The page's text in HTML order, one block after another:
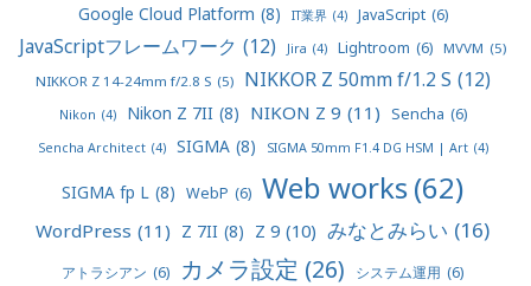
Google Cloud Platform (8) IT業界 (4) JavaScript (6)
JavaScriptフレームワーク (12) Jira (4) Lightroom (6) MVVM (5)
NIKKOR Z 14-24mm f/2.8 S (5) NIKKOR Z 50mm f/1.2 S (12)
Nikon (4) Nikon Z 7II (8) NIKON Z 9 (11) Sencha (6)
Sencha Architect (4) SIGMA (8) SIGMA 50mm F1.4 DG HSM | Art (4)
SIGMA fp L (8) WebP (6) Web works(62)
WordPress (11) Z 7II (8) Z 9 (10) みなとみらい (16)
アトラシアン (6) カメラ設定 (26) システム運用 (6)